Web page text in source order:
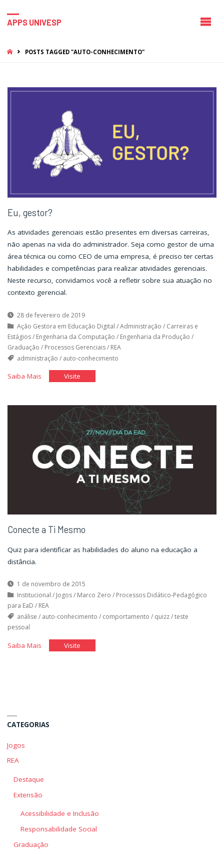
APPS UNIVESP
HOMEPOSTS TAGGED "AUTO-CONHECIMENTO"
Eu, gestor?
As atividades gerenciais estão presentes em diversas carreiras,
não apenas na vida do administrador. Seja como gestor de uma
área técnica ou como CEO de uma empresa, é preciso ter certas
habilidades e competências para realizar atividades gerenciais.
Neste recurso, convidamos você a refletir sobre sua atuação no
contexto gerencial.
28 de fevereiro de 2019
Ação Gestora em Educação Digital /Administração / Carreiras e
Estágios/ Engenharia da Computação / Engenharia da Produção /
Graduação / Processos Gerenciais/ REA
administração / auto-conhecimento
Saiba Mais"Eu,
Visite"Eu,
Conecte a Ti Mesmo
Quiz para identificar as habilidades do aluno na educação a
distância.
1 de novembro de 2015
Institucional / Jogos/ Marco Zero / Processos Didático-Pedagógico
para EaD / REA
análise / auto-conhecimento / comportamento / quizz/teste
pessoal
Saiba Mais"ConecteVisite"Conecte
CATEGORIAS
Jogos
REA
Destaque
Extensão
Acessibilidade e Inclusão
Responsabilidade Social
Graduação